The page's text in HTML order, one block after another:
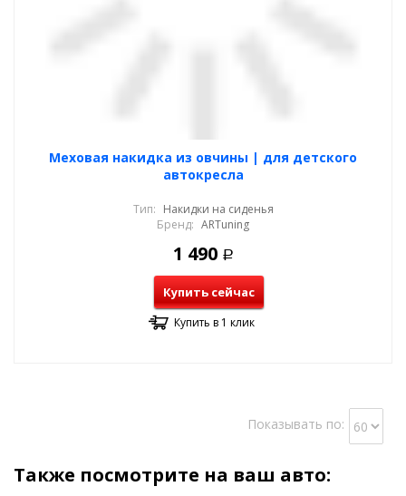
Меховая накидка из овчины | для детского
автокресла
Тип: Накидки на сиденья
Бренд: ARTuning
1 490 Р
Купить сейчас
Купить в 1 клик
Показывать по:
Также посмотрите на ваш авто: